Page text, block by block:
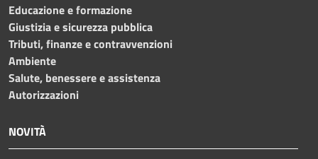
Educazione e formazione
Giustizia e sicurezza pubblica
Tributi, finanze e contravvenzioni
Ambiente
Salute, benessere e assistenza
Autorizzazioni
NOVITÀ